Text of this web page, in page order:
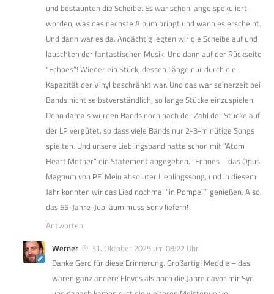
und bestaunten die Scheibe. Es war schon lange spekuliert
worden, was das nächste Album bringt und wann es erscheint.
Und dann war es da. Andächtig legten wir die Scheibe auf und
lauschten der fantastischen Musik. Und dann auf der Rückseite
“Echoes”! Wieder ein Stück, dessen Länge nur durch die
Kapazität der Vinyl beschränkt war. Und das war seinerzeit bei
Bands nicht selbstverständlich, so lange Stücke einzuspielen.
Denn damals wurden Bands noch nach der Zahl der Stücke auf
der LP vergütet, so dass viele Bands nur 2-3-minütige Songs
spielten. Und unsere Lieblingsband hatte schon mit “Atom
Heart Mother” ein Statement abgegeben. “Echoes – das Opus
Magnum von PF. Mein absoluter Lieblingssong, und in diesem
Jahr konnten wir das Lied nochmal “in Pompeii” genießen. Also,
das 55-Jahre-Jubiläum muss Sony liefern!
Antworten
Werner
31. Oktober 2025 um 08:22 Uhr
Danke Gerd für diese Erinnerung. Großartig! Meddle – das
waren ganz andere Floyds als noch die Jahre davor mir Syd